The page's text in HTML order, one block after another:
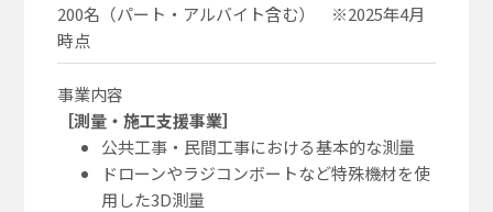
200名（パート・アルバイト含む） ※2025年4月
時点
事業内容
［測量・施工支援事業］
公共工事・民間工事における基本的な測量
ドローンやラジコンボートなど特殊機材を使
用した3D測量